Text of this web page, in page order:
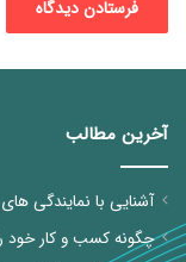
آخرین مطالب
آشنایی با نمایندگی
چگونه کسب و کار خود